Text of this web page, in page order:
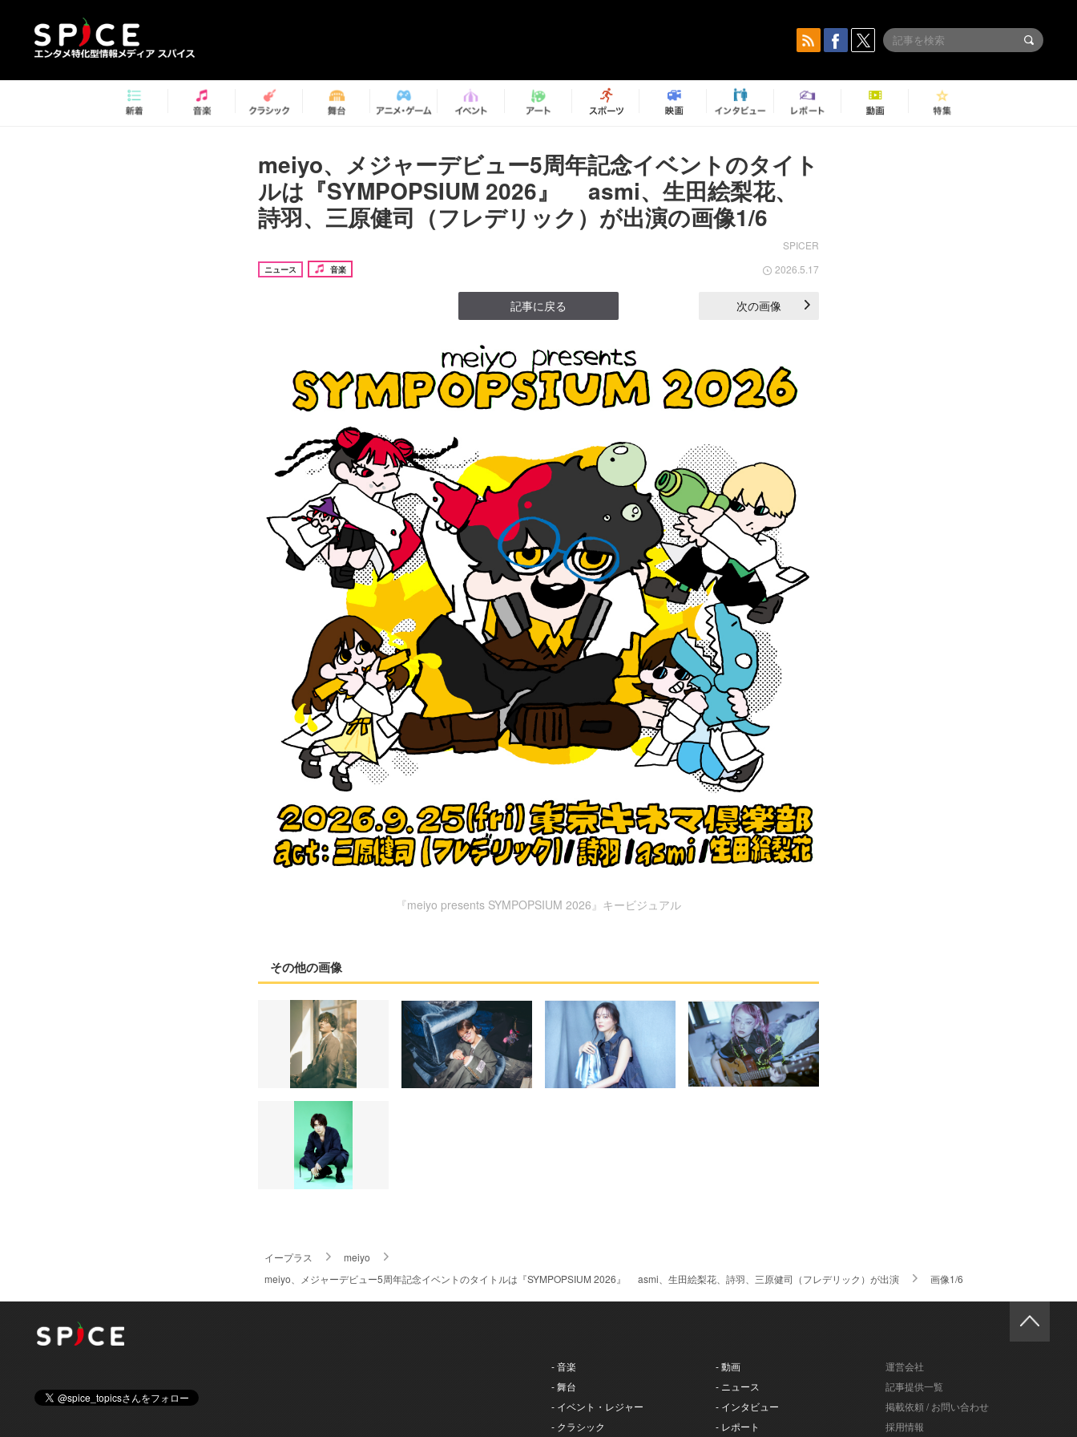
meiyo、メジャーデビュー5周年記念イベントのタイト
ルは『SYMPOPSIUM 2026』 asmi、生田絵梨花、
詩羽、三原健司（フレデリック）が出演の画像1/6
SPICER
ニュース 音楽 2026.5.17
記事に戻る 次の画像
『meiyo presents SYMPOPSIUM 2026』キービジュアル
その他の画像
イープラス
meiyo
meiyo、メジャーデビュー5周年記念イベントのタイトルは『SYMPOPSIUM 2026』 asmi、生田絵梨花、詩羽、三原健司（フレデリック）が出演
画像1/6
- 音楽
- 舞台
- イベント・レジャー
- クラシック
- 動画
- ニュース
- インタビュー
- レポート
運営会社
記事提供一覧
掲載依頼 / お問い合わせ
採用情報